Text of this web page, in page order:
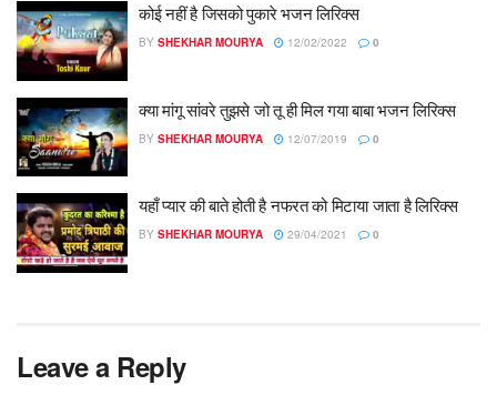
कोई नहीं है जिसको पुकारे भजन लिरिक्स
BY SHEKHAR MOURYA 12/02/2022 0
क्या मांगू सांवरे तुझसे जो तू ही मिल गया बाबा भजन लिरिक्स
BY SHEKHAR MOURYA 12/07/2019 0
यहाँ प्यार की बाते होती है नफरत को मिटाया जाता है लिरिक्स
BY SHEKHAR MOURYA 29/04/2021 0
Leave a Reply